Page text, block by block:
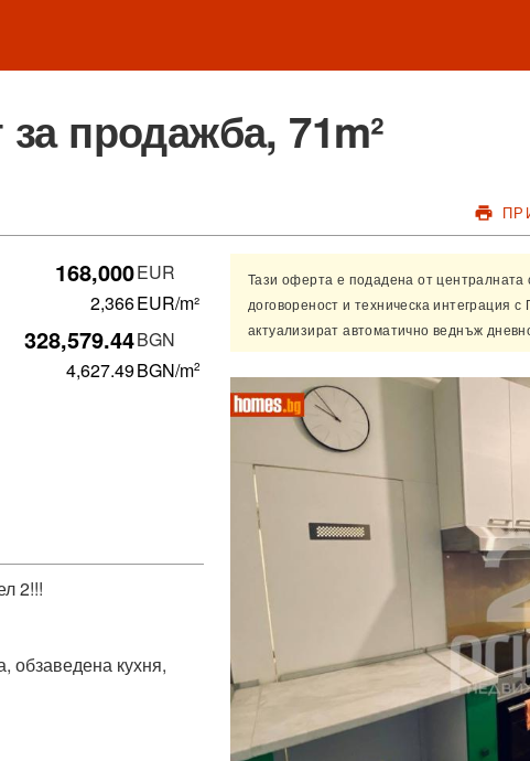
продажба, 71m²
print
Тази оферта е подадена от централната
договореност и техническа интеграция с
актуализират автоматично веднъж
168,000EUR
2,366EUR/m²
328,579.44BGN
4,627.49BGN/m2
2!!!
обзаведена кухня,